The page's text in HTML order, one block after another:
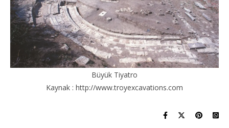
Büyük Tiyatro
Kaynak : http://www.troyexcavations.com